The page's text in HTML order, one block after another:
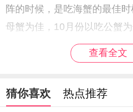
阵的时候，是吃海蟹的最佳
母蟹为佳，10月份以吃公蟹为
查看全文
猜你喜欢 热点推荐